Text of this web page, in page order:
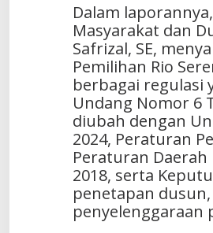
Dalam
Masyarakat dan
Safrizal, SE,
Pemilihan Rio
berbagai regulasi
Undang Nomor 6
diubah dengan
2024, Peraturan
Peraturan
2018, serta
penetapan
penyelenggaraan